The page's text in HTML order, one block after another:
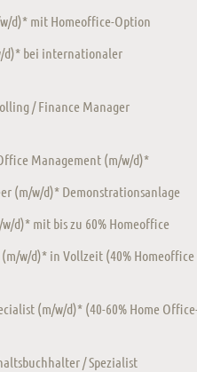
d)* mit Homeoffice-Option
d)* bei internationaler
/ Finance Manager
Management (m/w/d)*
(m/w/d)* Demonstrationsanlage
d)* mit bis zu 60% Homeoffice
w/d)* in Vollzeit (40% Homeoffice
(m/w/d)* (40-60% Home
/ Spezialist